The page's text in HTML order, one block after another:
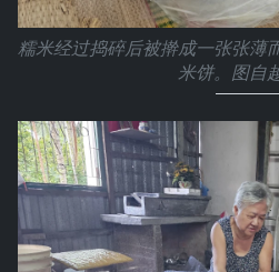
糯米经过捣碎后被擀成一张张薄
米饼。图自